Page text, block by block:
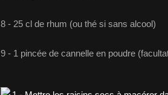
8 - 25 cl de rhum (ou thé si sans alcool)
9 - 1 pincée de cannelle en poudre